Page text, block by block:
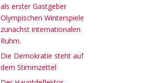
als erster Gastgeber
Olympischen Winterspiele
zunächst internationalen
Ruhm.
Die Demokratie steht auf
dem Stimmzettel